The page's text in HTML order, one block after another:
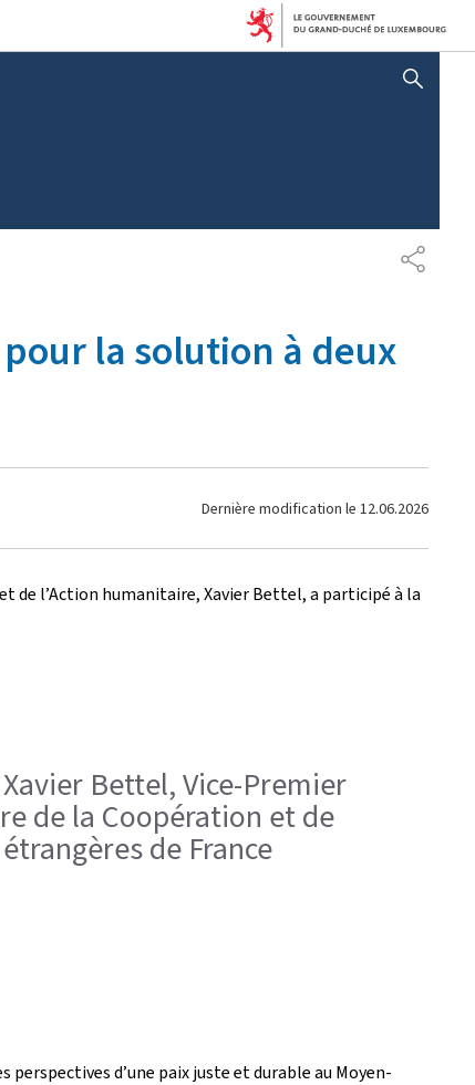
AFFICHER / MASQUER LA RECHERCHE
P
A
la solution à deux
Dernière modification le 12.06.2026
de l’Action humanitaire, Xavier Bettel, a participé à la
Bettel, Vice-Premier
de la Coopération et de
de France
d’une paix juste et durable au Moyen-